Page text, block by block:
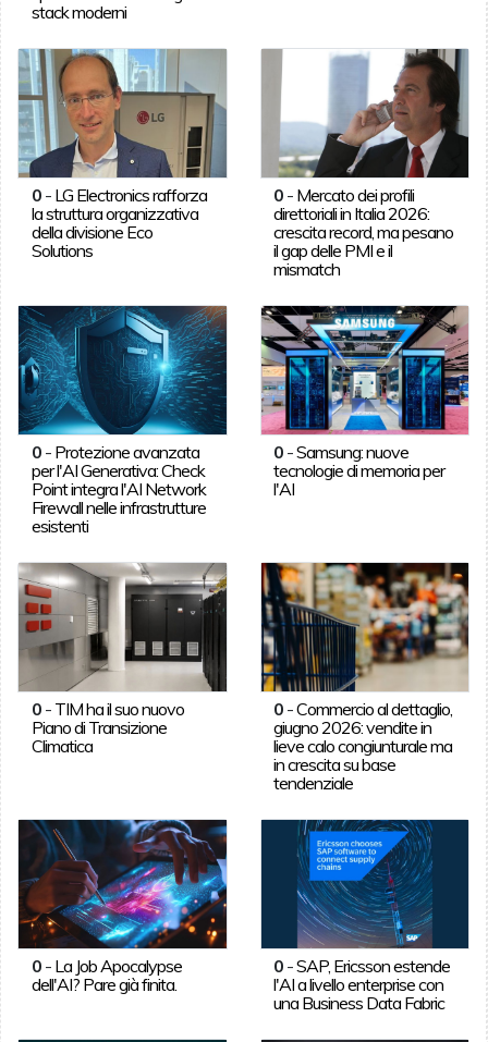
stack moderni
0- LG Electronics rafforza
la struttura organizzativa
della divisione Eco
Solutions
0 - Mercato dei profili
direttoriali in Italia 2026:
crescita record, ma pesano
il gap delle PMI e il
mismatch
0- Protezione avanzata
per l'AI Generativa: Check
Point integra l'AI Network
Firewall nelle infrastrutture
esistenti
0 -Samsung: nuove
tecnologie di memoria per
l'AI
0- TIM ha il suo nuovo
Piano di Transizione
Climatica
0 -Commercio al dettaglio,
giugno 2026: vendite in
lieve calo congiunturale ma
in crescita su base
tendenziale
0- La Job Apocalypse
dell'AI? Pare già finita.
0 -SAP, Ericsson estende
l'AI a livello enterprise con
una Business Data Fabric